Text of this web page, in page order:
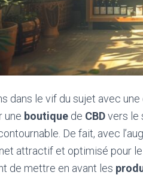
dans le vif du sujet avec
une boutique de CBDvers le
De fait, avec
attractif et optimisé pour le
de mettre en avant les